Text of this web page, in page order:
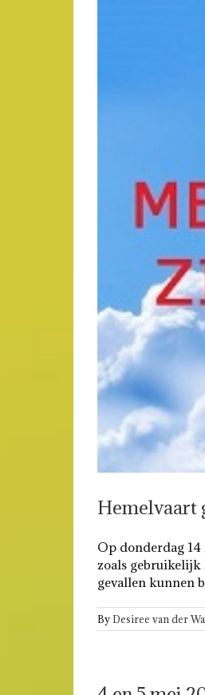
Hemelvaart
Op donderdag 14
zoals gebruikelijk
gevallen kunnen
By Desiree van der